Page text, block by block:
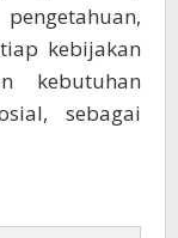
kebijakan
kebutuhan
sebagai